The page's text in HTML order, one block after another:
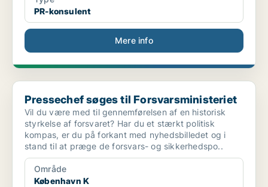
PR-konsulent
Mere info
Pressechef søges til Forsvarsministeriet
Pressechef søges til Forsvarsministeriet
Vil du være med til gennemførelsen af en historisk
styrkelse af forsvaret? Har du et stærkt politisk
kompas, er du på forkant med nyhedsbilledet og i
stand til at præge de forsvars- og sikkerhedspo..
Område
København K